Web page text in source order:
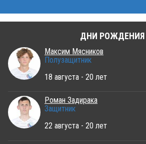
ДНИ РОЖДЕНИЯ
Максим Мясников
Полузащитник
18 августа - 20 лет
Роман Задирака
Защитник
22 августа - 20 лет